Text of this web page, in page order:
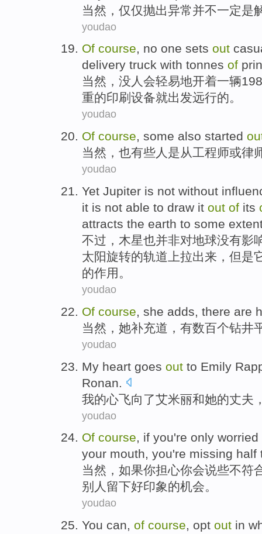
当然 ， 仅仅抛出异常并不一定是
youdao
Of course, no one sets out
delivery truck with tonnes of
当然 ， 没人 会轻易地开着一辆
重的印刷 设备就出发远行的。
youdao
Of course, some also started
当然 ， 也有些人 是从工程师或律
youdao
Yet Jupiter is not without
it is not able to draw it out of its
attracts the earth to some
不过 ， 木星也并非对地球没有影
太阳旋转的轨道上拉出来， 但是
的作用。
youdao
Of course, she adds, there are
当然 ， 她补充道 ， 有数百个钻井
youdao
My heart goes out to Emily
Ronan
我的心飞向了艾米丽和她的丈夫
youdao
Of course, if you're only worried
your mouth, you're missing half
当然 ， 如果你担心你会说些不符
别人留下好印象的机会。
youdao
You can, of course, opt out in